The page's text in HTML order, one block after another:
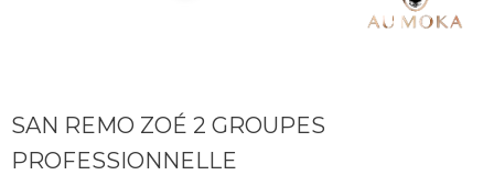
SAN REMO ZOÉ 2 GROUPES
PROFESSIONNELLE